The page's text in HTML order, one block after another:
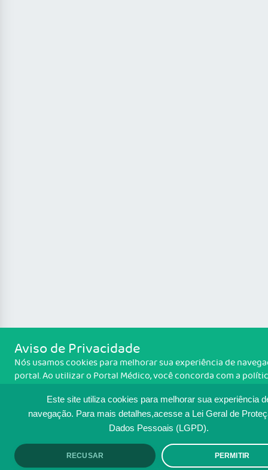
Este site utiliza cookies para melhorar sua experiência
navegação. Para mais detalhes,acesse a Lei Geral de
Dados Pessoais (LGPD).
RECUSAR PERMITIR
Aviso de Privacidade
Nós usamos cookies para melhorar sua experiência de
portal. Ao utilizar o Portal Médico, você concorda com a
isso é feito, acessePolítica de cookies. Se você concorda,
ACEITO.
ACEITO